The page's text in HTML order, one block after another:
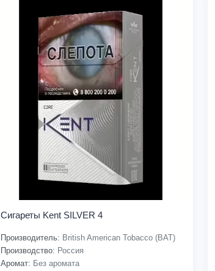
Сигареты Kent SILVER 4
Производитель: British American Tobacco (BAT)
Производство: Россия
Аромат: Без аромата